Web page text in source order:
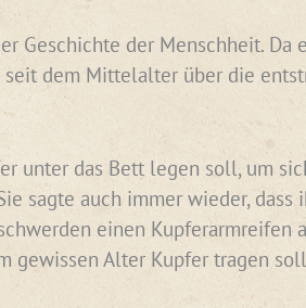
der Menschheit. Da
dem Mittelalter über die
unter das Bett legen soll, um
sagte auch immer wieder,
einen
Alter Kupfer tragen